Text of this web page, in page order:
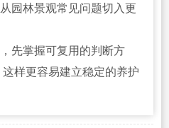
园林景观常见问题切入更
先掌握可复用的判断方
样更容易建立稳定的养护